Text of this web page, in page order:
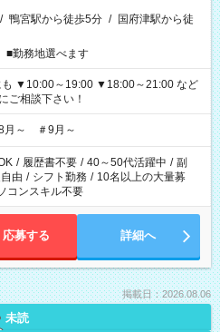
/ 鴨宮駅から徒歩5分 / 国府津駅から徒
勤務地選べます
ご相談下さい！
月～ ＃9月～
/ 履歴書不要 / 40～50代活躍中 / 副
由 / シフト勤務 / 10名以上の大量募
コンスキル不要
応募する 詳細へ
掲載日：2026.08.06
未読